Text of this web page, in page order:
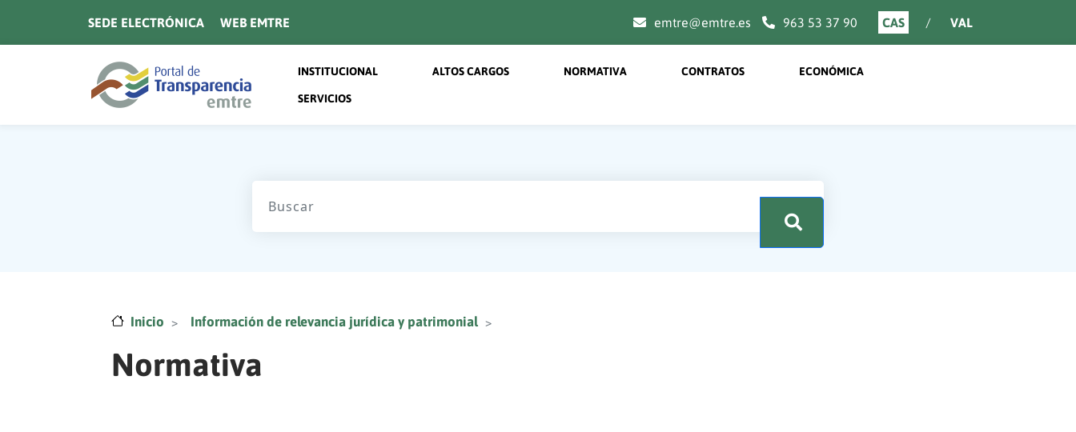
SEDE ELECTRÓNICA WEB EMTRE emtre@emtre.es 963 53 37 90 CAS VAL
Navegacion menu principal
INSTITUCIONAL ALTOS CARGOS NORMATIVA CONTRATOS ECONÓMICA
SERVICIOS
Inicio Información de relevancia jurídica y patrimonial
Normativa